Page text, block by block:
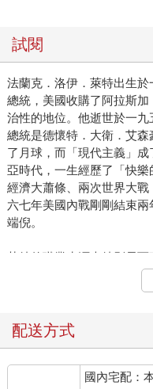
試閱
法蘭克．洛伊．萊特出生
總統，美國收購了阿拉斯
治性的地位。他逝世於一
總統是德懷特．大衛．艾
了月球，而「現代主義」
亞時代，一生經歷了「快樂
經濟大蕭條、兩次世界大
六七年美國內戰剛剛結束
端倪。
萊特的職業生涯也特別長
威斯康辛州斯普林格林的
一八八六年由芝加哥的建
一支。逝世前一周，他仍
比當時美國人的平均壽命還
配送方式
國內宅配：